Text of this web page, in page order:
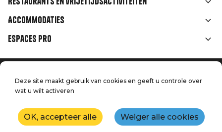
Accommodaties
Espaces Pro
Menu
de
Home
Juridische informatie
Druk op
Neem contact met ons op
Kaart
Productie: StudioJuillet
Deze site maakt gebruik van cookies en geeft u controle over
wat u wilt activeren
OK, accepteer alle Weiger alle cookies